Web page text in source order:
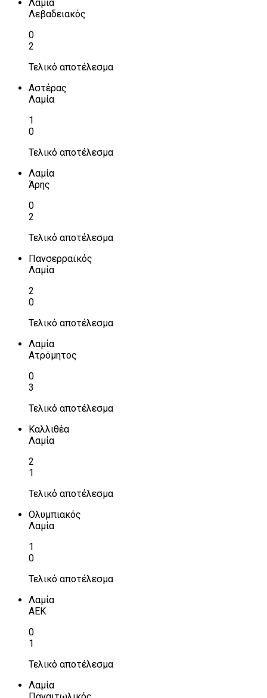
Λαμία
Λεβαδειακός
0
2
Τελικό αποτέλεσμα
Αστέρας
Λαμία
1
0
Τελικό αποτέλεσμα
Λαμία
Άρης
0
2
Τελικό αποτέλεσμα
Πανσερραϊκός
Λαμία
2
0
Τελικό αποτέλεσμα
Λαμία
Ατρόμητος
0
3
Τελικό αποτέλεσμα
Καλλιθέα
Λαμία
2
1
Τελικό αποτέλεσμα
Ολυμπιακός
Λαμία
1
0
Τελικό αποτέλεσμα
Λαμία
ΑΕΚ
0
1
Τελικό αποτέλεσμα
Λαμία